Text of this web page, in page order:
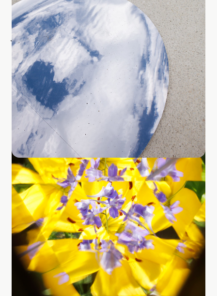
Journal
ジャーナル
すべて見る